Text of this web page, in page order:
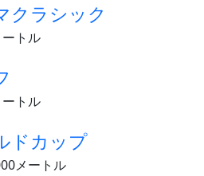
クラシック
トル
トル
ドカップ
メートル